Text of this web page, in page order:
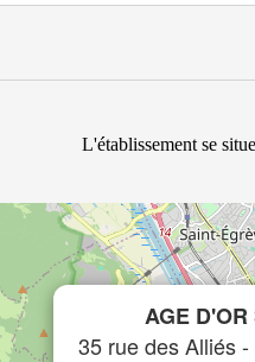
L'établissement se
AGE
35 rue des Alliés